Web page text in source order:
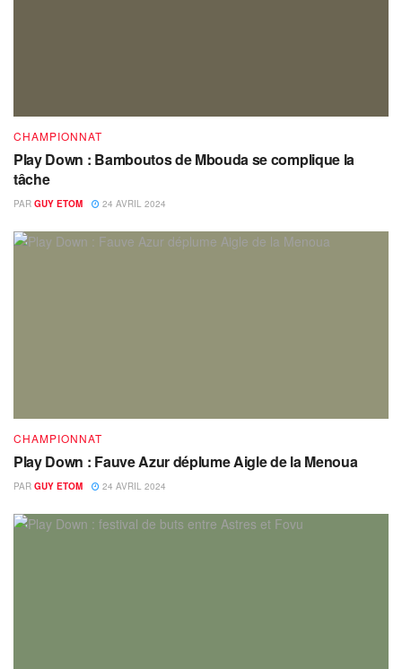
CHAMPIONNAT
Play Down : Bamboutos de Mbouda se complique la
tâche
PAR GUY ETOM 24 AVRIL 2024
CHAMPIONNAT
Play Down : Fauve Azur déplume Aigle de la Menoua
PAR GUY ETOM 24 AVRIL 2024